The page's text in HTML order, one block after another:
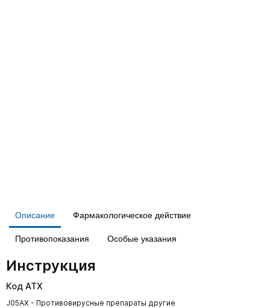
Описание Фармакологическое действие
Противопоказания Особые указания
Инструкция
Код АТХ
J05AX - Противовирусные препараты другие